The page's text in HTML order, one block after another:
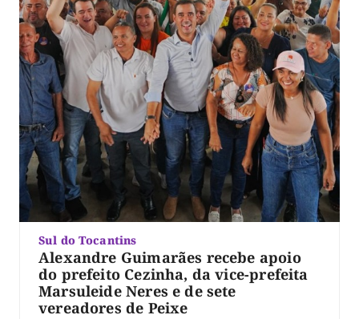
Sul do Tocantins
Alexandre Guimarães recebe apoio
do prefeito Cezinha, da vice-prefeita
Marsuleide Neres e de sete
vereadores de Peixe